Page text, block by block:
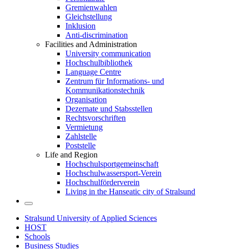
Gremienwahlen
Gleichstellung
Inklusion
Anti-discrimination
Facilities and Administration
University communication
Hochschulbibliothek
Language Centre
Zentrum für Informations- und
Kommunikationstechnik
Organisation
Dezernate und Stabsstellen
Rechtsvorschriften
Vermietung
Zahlstelle
Poststelle
Life and Region
Hochschulsportgemeinschaft
Hochschulwassersport-Verein
Hochschulförderverein
Living in the Hanseatic city of Stralsund
Stralsund University of Applied Sciences
HOST
Schools
Business Studies